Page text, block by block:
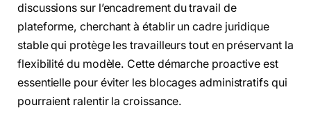
discussions sur l’encadrement du travail de
plateforme, cherchant à établir un cadre juridique
stable qui protège les travailleurs tout en préservant la
flexibilité du modèle. Cette démarche proactive est
essentielle pour éviter les blocages administratifs qui
pourraient ralentir la croissance.